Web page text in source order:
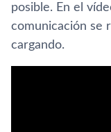
posible. En el
comunicación se
cargando.